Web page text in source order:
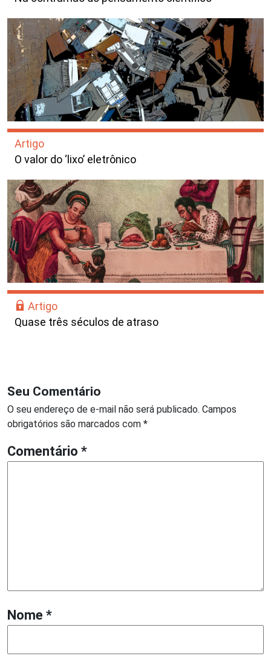
Artigo
O valor do ‘lixo’ eletrônico
Artigo
Quase três séculos de atraso
Seu Comentário
O seu endereço de e-mail não será publicado. Campos
obrigatórios são marcados com *
Comentário *
Nome *